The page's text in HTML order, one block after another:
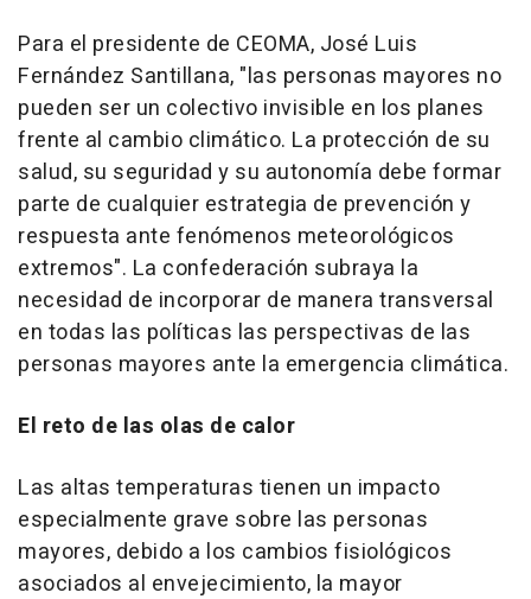
Para el presidente de CEOMA, José Luis
Fernández Santillana, "las personas mayores no
pueden ser un colectivo invisible en los planes
frente al cambio climático. La protección de su
salud, su seguridad y su autonomía debe formar
parte de cualquier estrategia de prevención y
respuesta ante fenómenos meteorológicos
extremos". La confederación subraya la
necesidad de incorporar de manera transversal
en todas las políticas las perspectivas de las
personas mayores ante la emergencia climática.
El reto de las olas de calor
Las altas temperaturas tienen un impacto
especialmente grave sobre las personas
mayores, debido a los cambios fisiológicos
asociados al envejecimiento, la mayor